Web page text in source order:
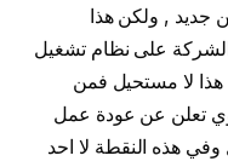
جديد , ولكن هذا
على نظام تشغيل
لا مستحيل فمن
تعلن عن عودة عمل
وفي هذه النقطة لا احد